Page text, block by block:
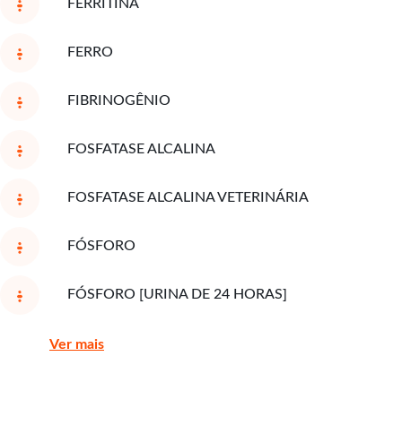
FERRITINA
FERRO
FIBRINOGÊNIO
FOSFATASE ALCALINA
FOSFATASE ALCALINA VETERINÁRIA
FÓSFORO
FÓSFORO [URINA DE 24 HORAS]
Ver mais